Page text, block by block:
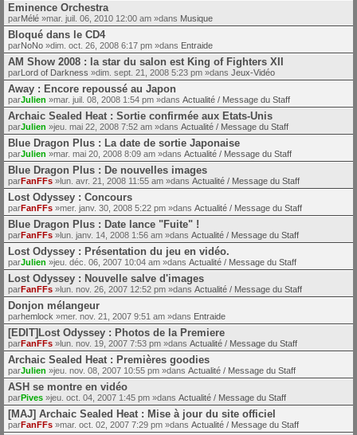
Eminence Orchestra
parMélé »mar. juil. 06, 2010 12:00 am »dans Musique
Bloqué dans le CD4
parNoNo »dim. oct. 26, 2008 6:17 pm »dans Entraide
AM Show 2008 : la star du salon est King of Fighters XII
parLord of Darkness »dim. sept. 21, 2008 5:23 pm »dans Jeux-Vidéo
Away : Encore repoussé au Japon
parJulien »mar. juil. 08, 2008 1:54 pm »dans Actualité / Message du Staff
Archaic Sealed Heat : Sortie confirmée aux Etats-Unis
parJulien »jeu. mai 22, 2008 7:52 am »dans Actualité / Message du Staff
Blue Dragon Plus : La date de sortie Japonaise
parJulien »mar. mai 20, 2008 8:09 am »dans Actualité / Message du Staff
Blue Dragon Plus : De nouvelles images
parFanFFs »lun. avr. 21, 2008 11:55 am »dans Actualité / Message du Staff
Lost Odyssey : Concours
parFanFFs »mer. janv. 30, 2008 5:22 pm »dans Actualité / Message du Staff
Blue Dragon Plus : Date lance "Fuite" !
parFanFFs »lun. janv. 14, 2008 1:56 am »dans Actualité / Message du Staff
Lost Odyssey : Présentation du jeu en vidéo.
parJulien »jeu. déc. 06, 2007 10:04 am »dans Actualité / Message du Staff
Lost Odyssey : Nouvelle salve d'images
parFanFFs »lun. nov. 26, 2007 12:52 pm »dans Actualité / Message du Staff
Donjon mélangeur
parhemlock »mer. nov. 21, 2007 9:51 am »dans Entraide
[EDIT]Lost Odyssey : Photos de la Premiere
parFanFFs »lun. nov. 19, 2007 7:53 pm »dans Actualité / Message du Staff
Archaic Sealed Heat : Premières goodies
parJulien »jeu. nov. 08, 2007 10:55 pm »dans Actualité / Message du Staff
ASH se montre en vidéo
parPives »jeu. oct. 04, 2007 1:45 pm »dans Actualité / Message du Staff
[MAJ] Archaic Sealed Heat : Mise à jour du site officiel
parFanFFs »mar. oct. 02, 2007 7:29 pm »dans Actualité / Message du Staff